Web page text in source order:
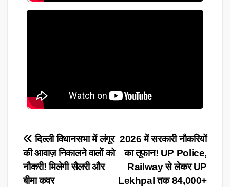
Post
navigation
2026 में सरकारी नौकरियों
का तूफान! UP Police,
Railway से लेकर UP
Lekhpal तक 84,000+
दिल्ली विधानसभा में लंगूर
की आवाज़ निकालने वालों को
नौकरी! मिलेगी सैलरी और
बीमा कवर